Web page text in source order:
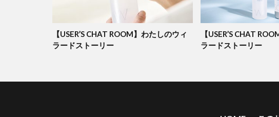
【USER’S CHAT ROOM】わたしのウィ
ラードストーリー
【USER’S CHAT
ラードストーリー